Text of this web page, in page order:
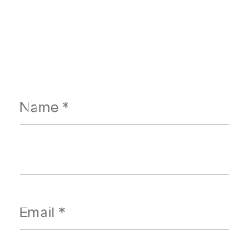
Name *
Email *